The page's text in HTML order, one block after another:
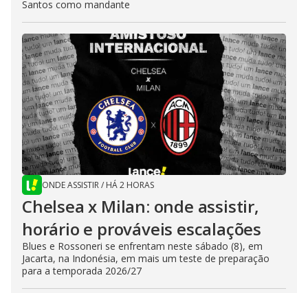
Santos como mandante
ONDE ASSISTIR/ HÁ 2 HORAS
Chelsea x Milan: onde assistir,
horário e prováveis escalações
Blues e Rossoneri se enfrentam neste sábado (8), em
Jacarta, na Indonésia, em mais um teste de preparação
para a temporada 2026/27